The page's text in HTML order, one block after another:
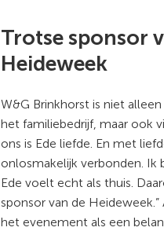
Trotse sponsor
Heideweek
W&G Brinkhorst is niet
het familiebedrijf, maar ook
ons is Ede liefde. En met
onlosmakelijk verbonden. Ik
Ede voelt echt als thuis.
sponsor van de
het evenement als een